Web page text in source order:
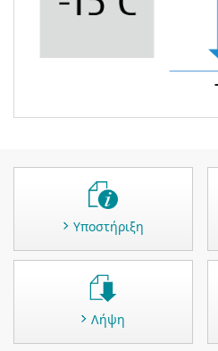
Υποστήριξη
Λήψη